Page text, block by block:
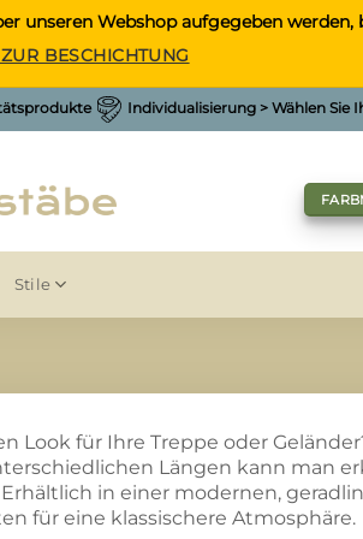
unseren Webshop aufgegeben
BESCHICHTUNG
Individualisierung > Wählen Sie
Stile
Look für Ihre Treppe oder
Längen kann man
in einer modernen,
für eine klassischere Atmosphäre.